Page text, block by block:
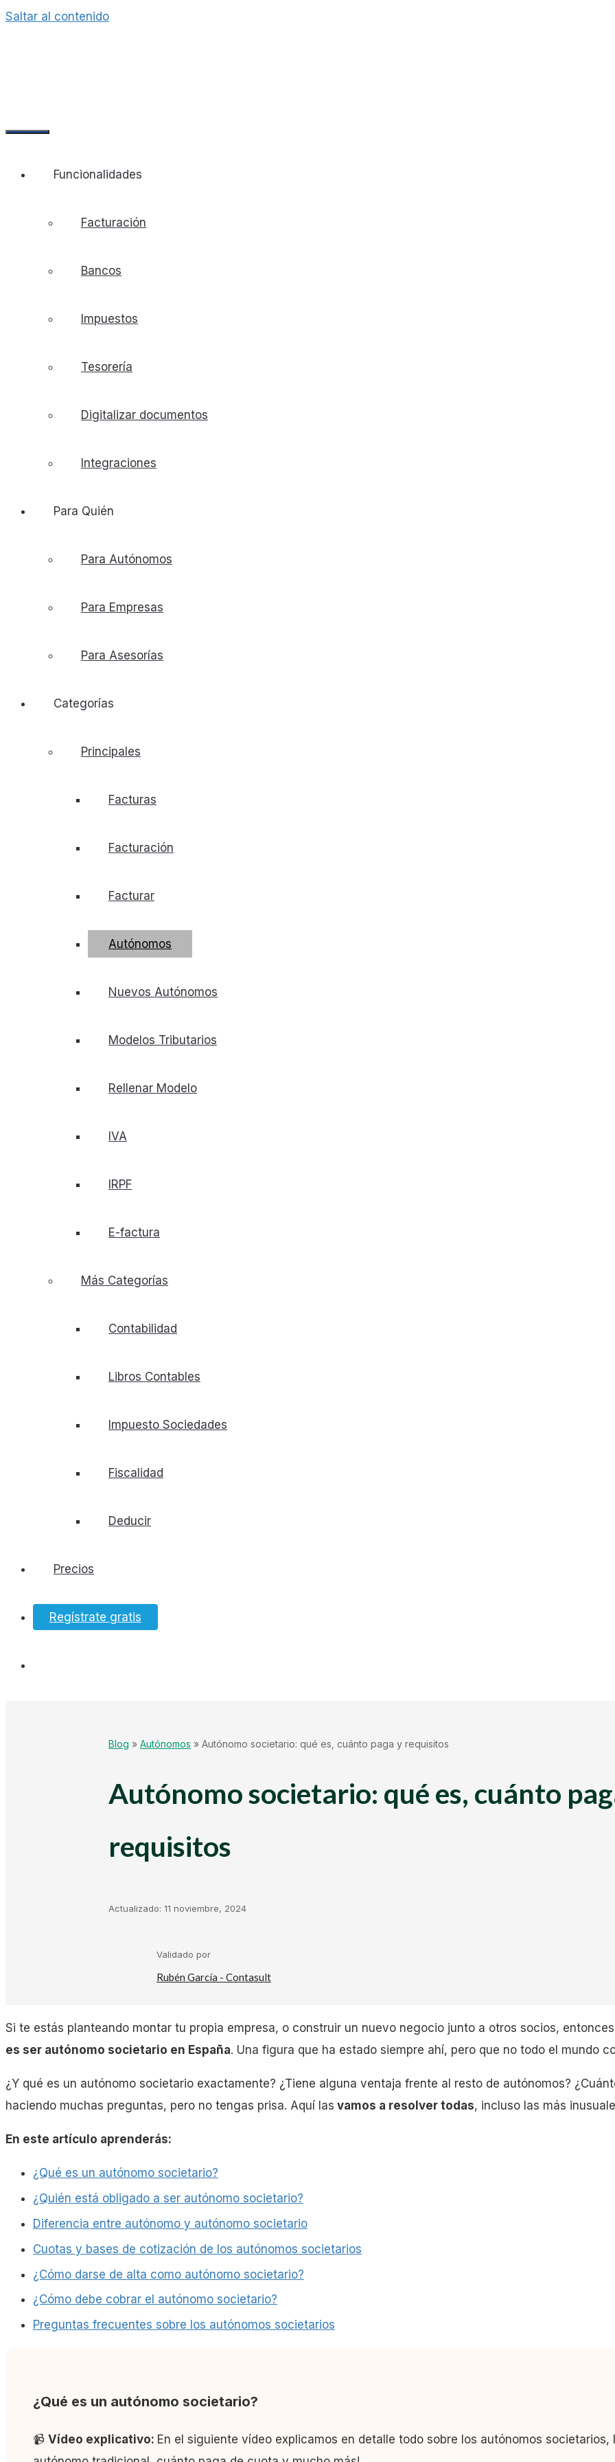
Saltar al contenido
Funcionalidades
Facturación
Bancos
Impuestos
Tesorería
Digitalizar documentos
Integraciones
Para Quién
Para Autónomos
Para Empresas
Para Asesorías
Categorías
Principales
Facturas
Facturación
Facturar
Autónomos
Nuevos Autónomos
Modelos Tributarios
Rellenar Modelo
IVA
IRPF
E-factura
Más Categorías
Contabilidad
Libros Contables
Impuesto Sociedades
Fiscalidad
Deducir
Bancos
Kit Digital
Plantillas Facturación
Plantillas Negocio
Gestorías
Laboral
Empresas
Precios
Regístrate gratis
Blog » Autónomos » Autónomo societario: qué es, cuánto paga y requisitos
Autónomo societario: qué es, cuánto
requisitos
Actualizado: 11 noviembre, 2024
Validado por
Rubén García - Contasult
Si te estás planteando montar tu propia empresa, o construir un nuevo negocio junto a otros socios,
es ser autónomo societario en España. Una figura que ha estado siempre ahí, pero que no todo el mundo
¿Y qué es un autónomo societario exactamente? ¿Tiene alguna ventaja frente al resto de autónomos?
haciendo muchas preguntas, pero no tengas prisa. Aquí las vamos a resolver todas, incluso las más
En este artículo aprenderás:
¿Qué es un autónomo societario?
¿Quién está obligado a ser autónomo societario?
Diferencia entre autónomo y autónomo societario
Cuotas y bases de cotización de los autónomos societarios
¿Cómo darse de alta como autónomo societario?
¿Cómo debe cobrar el autónomo societario?
Preguntas frecuentes sobre los autónomos societarios
¿Qué es un autónomo societario?
📹 Vídeo explicativo: En el siguiente vídeo explicamos en detalle todo sobre los autónomos